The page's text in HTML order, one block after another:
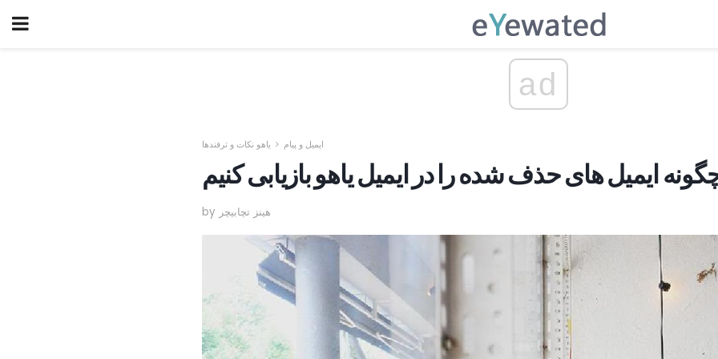
ad
ایمیل و پیام یاهو نکات و ترفندها
ایمیل های حذف شده را در ایمیل یاهو بازیابی کنیم
by هینز تچابیچر